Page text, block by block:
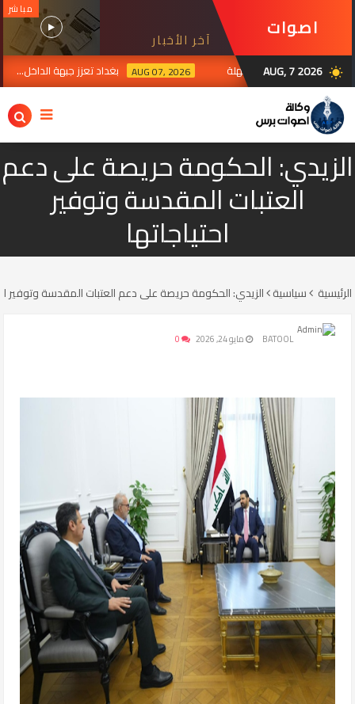
اصوات
برس
آخر الأخبار
مباشر
wb_sunny
AUG, 7 2026
لرد الفصائل بعد انتهاءالمهلة AUG 07, 2026 بغداد تعزز جبهة الداخل...
الزيدي: الحكومة حريصة على دعم
العتبات المقدسة وتوفير
احتياجاتها
الرئيسية سياسية الزيدي: الحكومة حريصة على دعم العتبات المقدسة وتوفير
BATOOL مايو 24, 2026